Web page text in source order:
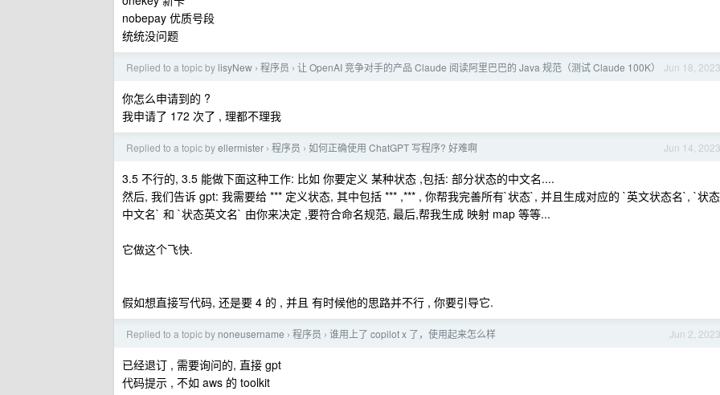
nobepay 优质号段
统统没问题
Jun 18, 2023
Replied to a topic by lisyNew › 程序员 › 让 OpenAI 竞争对手的产品 Claude 阅读阿里巴巴的 Java 规范（测试 Claude 100K）
你怎么申请到的 ?
我申请了 172 次了 , 理都不理我
Jun 14, 2023
Replied to a topic byellermister › 程序员 › 如何正确使用 ChatGPT 写程序? 好难啊
3.5 不行的, 3.5 能做下面这种工作: 比如 你要定义 某种状态 ,包括: 部分状态的中文名....
然后, 我们告诉 gpt: 我需要给 *** 定义状态, 其中包括 *** ,*** , 你帮我完善所有`状态`, 并且生成对应的 `英文状态名`, `状态
中文名` 和 `状态英文名` 由你来决定 ,要符合命名规范, 最后,帮我生成 映射 map 等等...
它做这个飞快.
假如想直接写代码, 还是要 4 的 , 并且 有时候他的思路并不行 , 你要引导它.
Jun 2, 2023
Replied to a topic by noneusername › 程序员 › 谁用上了 copilot x 了，使用起来怎么样
已经退订 , 需要询问的, 直接 gpt
代码提示 , 不如 aws 的 toolkit